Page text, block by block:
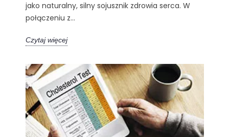
jako naturalny, silny sojusznik zdrowia serca. W
połączeniu z...
Czytaj więcej